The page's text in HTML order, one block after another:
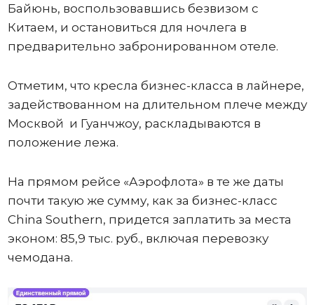
Байюнь, воспользовавшись безвизом с
Китаем, и остановиться для ночлега в
предварительно забронированном отеле.
Отметим, что кресла бизнес-класса в лайнере,
задействованном на длительном плече между
Москвой и Гуанчжоу, раскладываются в
положение лежа.
На прямом рейсе «Аэрофлота» в те же даты
почти такую же сумму, как за бизнес-класс
China Southern, придется заплатить за места
эконом: 85,9 тыс. руб., включая перевозку
чемодана.